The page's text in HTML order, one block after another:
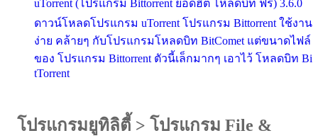
uTorrent (โปรแกรม Bittorrent ยอดฮิต โหลดบิท ฟรี) 3.6.0
ดาวน์โหลดโปรแกรม uTorrent โปรแกรม Bittorrent ใช้งาน
ง่าย คล้ายๆ กับโปรแกรมโหลดบิท BitComet แต่ขนาดไฟล์
ของ โปรแกรม Bittorrent ตัวนี้เล็กมากๆ เอาไว้ โหลดบิท Bi
tTorrent
โปรแกรมยูทิลิตี้ > โปรแกรม File &